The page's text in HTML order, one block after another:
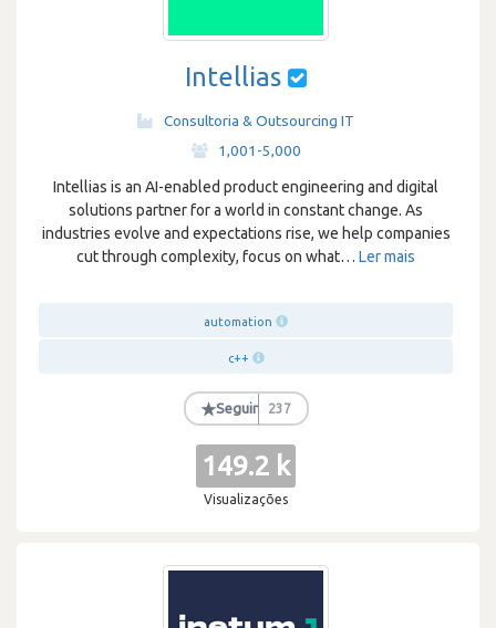
Intellias
Consultoria & Outsourcing IT
1,001-5,000
Intellias is an AI-enabled product engineering and digital
solutions partner for a world in constant change. As
industries evolve and expectations rise, we help companies
cut through complexity, focus on what… Ler mais
automation
c++
★Seguir 237
149.2 k
Visualizações